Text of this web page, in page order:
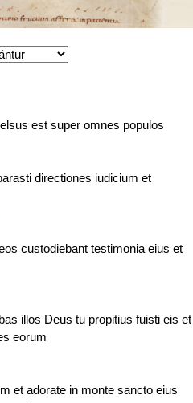
est super omnes populos
directiones iudicium et
custodiebant testimonia eius et
illos Deus tu propitius fuisti eis et
eorum
et adorate in monte sancto eius